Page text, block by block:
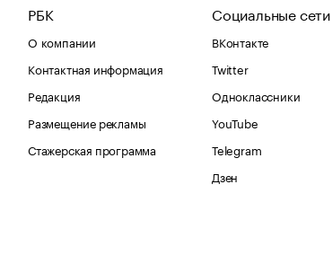
РБК
О компании
Контактная информация
Редакция
Размещение рекламы
Стажерская программа
Социальные сети
ВКонтакте
Twitter
Одноклассники
YouTube
Telegram
Дзен